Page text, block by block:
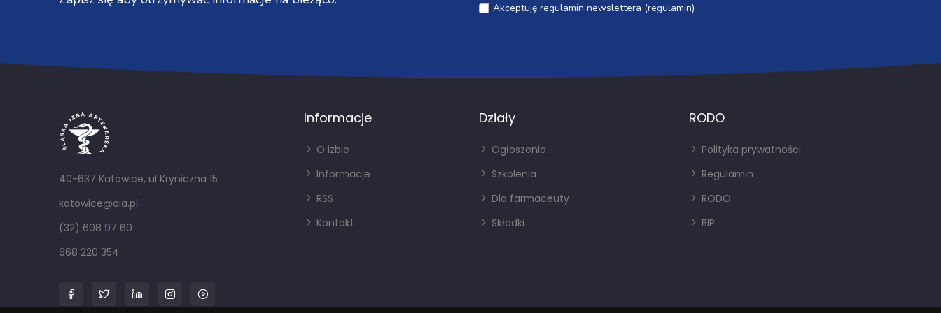
Akceptuję regulamin newslettera (regulamin)
40-637 Katowice, ul Kryniczna 15
katowice@oia.pl
(32) 608 97 60
668 220 354
Informacje
O izbie
Informacje
RSS
Kontakt
Działy
Ogłoszenia
Szkolenia
Dla farmaceuty
Składki
RODO
Polityka prywatności
Regulamin
RODO
BIP